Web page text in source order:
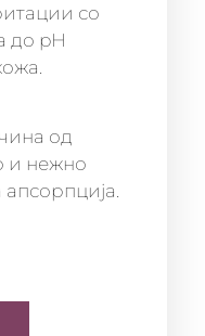
со
до pH
од
и нежно
апсорпција.